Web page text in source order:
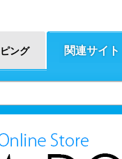
ング 関連サイト